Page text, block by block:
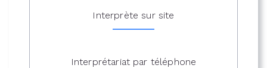
Interprète sur site
Interprétariat par téléphone